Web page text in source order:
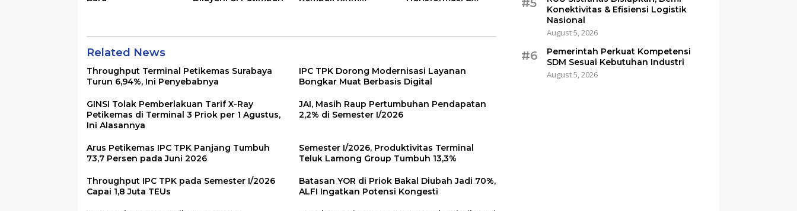
Related News
Throughput Terminal Petikemas Surabaya
Turun 6,94%, Ini Penyebabnya
IPC TPK Dorong Modernisasi Layanan
Bongkar Muat Berbasis Digital
GINSI Tolak Pemberlakuan Tarif X-Ray
Petikemas di Terminal 3 Priok per 1 Agustus,
Ini Alasannya
JAI, Masih Raup Pertumbuhan Pendapatan
2,2% di Semester I/2026
Arus Petikemas IPC TPK Panjang Tumbuh
73,7 Persen pada Juni 2026
Semester I/2026, Produktivitas Terminal
Teluk Lamong Group Tumbuh 13,3%
Throughput IPC TPK pada Semester I/2026
Capai 1,8 Juta TEUs
Batasan YOR di Priok Bakal Diubah Jadi 70%,
ALFI Ingatkan Potensi Kongesti
#5
Konektivitas & Efisiensi Logistik
Nasional
August 5, 2026
#6
Pemerintah Perkuat Kompetensi
SDM Sesuai Kebutuhan Industri
August 5, 2026